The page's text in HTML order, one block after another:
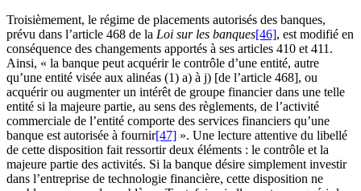
Troisièmement, le régime de placements autorisés des banques,
prévu dans l’article 468 de la Loi sur les banques[46], est modifié en
conséquence des changements apportés à ses articles 410 et 411.
Ainsi, « la banque peut acquérir le contrôle d’une entité, autre
qu’une entité visée aux alinéas (1) a) à j) [de l’article 468], ou
acquérir ou augmenter un intérêt de groupe financier dans une telle
entité si la majeure partie, au sens des règlements, de l’activité
commerciale de l’entité comporte des services financiers qu’une
banque est autorisée à fournir[47] ». Une lecture attentive du libellé
de cette disposition fait ressortir deux éléments : le contrôle et la
majeure partie des activités. Si la banque désire simplement investir
dans l’entreprise de technologie financière, cette disposition ne